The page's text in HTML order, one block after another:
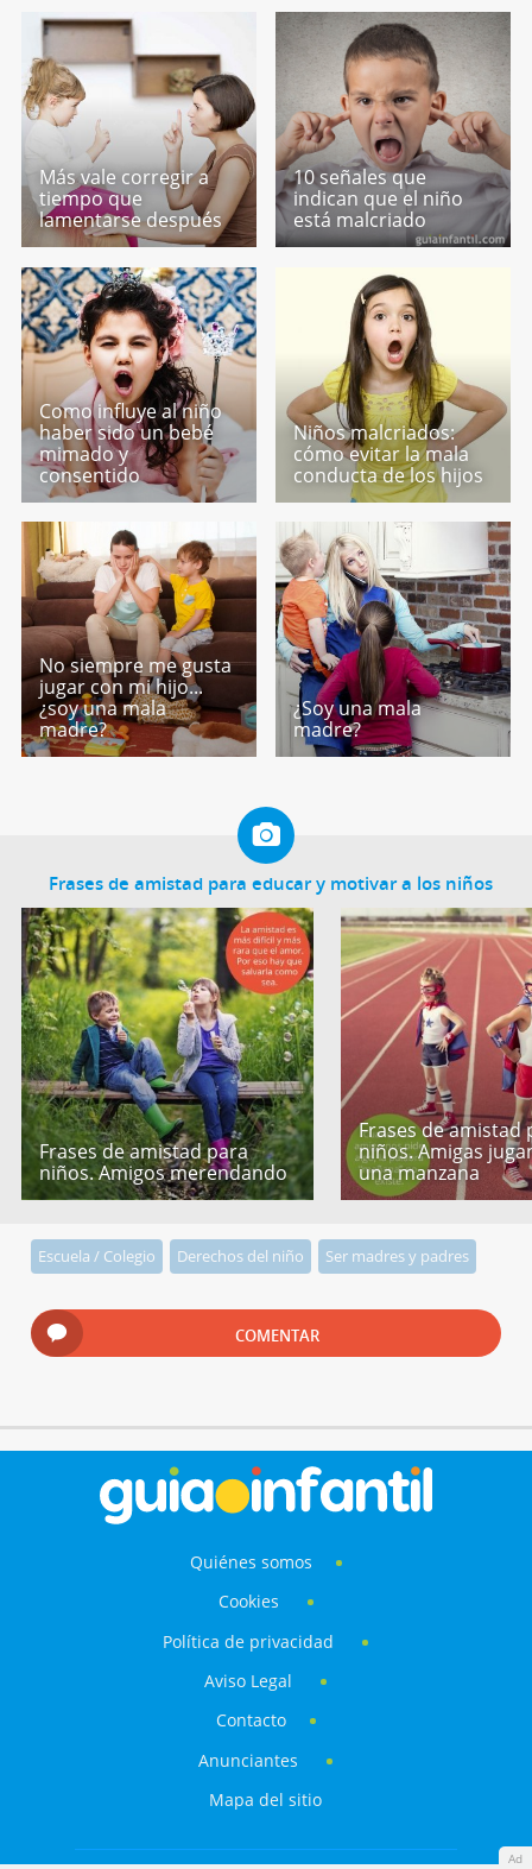
Más vale corregir a
tiempo que
lamentarse después
10 señales que
indican que el niño
está malcriado
Como influye al niño
haber sido un bebé
mimado y
consentido
Niños malcriados:
cómo evitar la mala
conducta de los hijos
No siempre me gusta
jugar con mi hijo...
¿soy una mala
madre?
¿Soy una mala
madre?
Frases de amistad para educar y motivar a los niños
Frases de amistad para
niños. Amigos merendando
Frases de amistad
niños. Amigas
una manzana
Escuela / Colegio Derechos del niño Ser madres y padres
COMENTAR
Ad
Quiénes somos
Cookies
Política de privacidad
Aviso Legal
Contacto
Anunciantes
Mapa del sitio